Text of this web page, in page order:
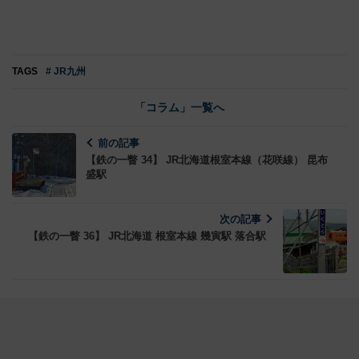
TAGS # JR九州
「コラム」一覧へ
前の記事
【鉄の一瞥 34】 JR北海道根室本線（花咲線） 昆布
盛駅
次の記事
【鉄の一瞥 36】 JR北海道 根室本線 幾寅駅 落合駅